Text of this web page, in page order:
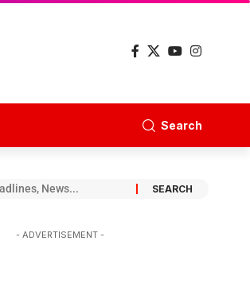
Search
- ADVERTISEMENT -